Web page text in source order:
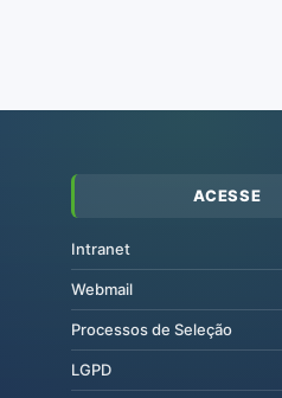
ACESSE
Intranet
Webmail
Processos de Seleção
LGPD